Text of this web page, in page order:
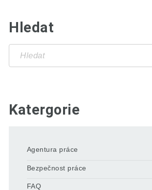
Hledat
Katergorie
Agentura práce
Bezpečnost práce
FAQ